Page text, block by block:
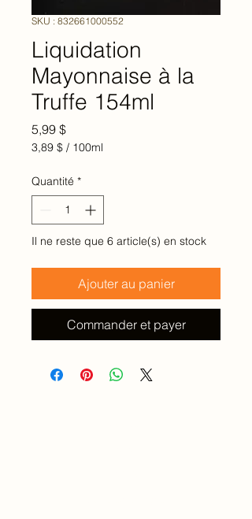
SKU : 832661000552
Liquidation
Mayonnaise à la
Truffe 154ml
5,99 $Prix
3,89 $ / 100ml
pour
100
Millilitres
Quantité *
Il ne reste que 6 article(s) en stock
Ajouter au panier
Commander et payer